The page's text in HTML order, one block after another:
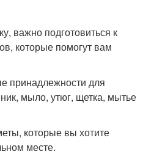
важно подготовиться к
которые помогут вам
принадлежности для
мыло, утюг, щетка, мытье
которые вы хотите
месте.